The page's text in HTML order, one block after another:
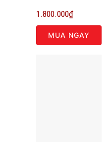
1.800.000₫
MUA NGAY